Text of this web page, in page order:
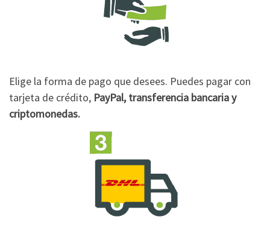
Elige la forma de pago que desees. Puedes pagar con
tarjeta de crédito, PayPal, transferencia bancaria y
criptomonedas.